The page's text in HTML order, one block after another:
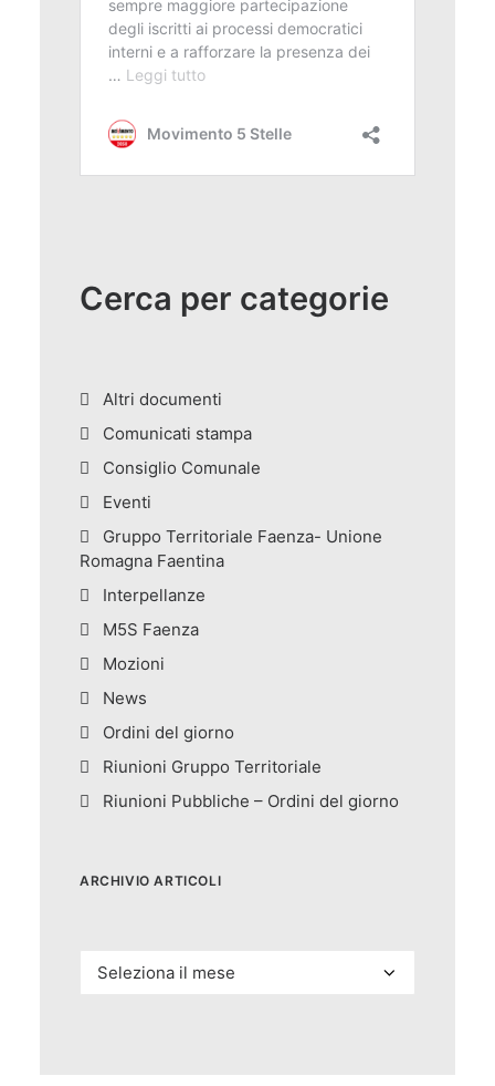
Cerca per categorie
Altri documenti
Comunicati stampa
Consiglio Comunale
Eventi
Gruppo Territoriale Faenza- Unione
Romagna Faentina
Interpellanze
M5S Faenza
Mozioni
News
Ordini del giorno
Riunioni Gruppo Territoriale
Riunioni Pubbliche – Ordini del giorno
ARCHIVIO ARTICOLI
Archivio